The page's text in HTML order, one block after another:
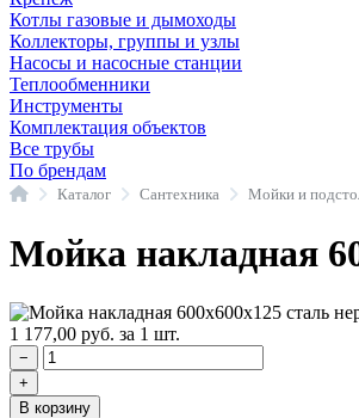
Котлы газовые и дымоходы
Коллекторы, группы и узлы
Насосы и насосные станции
Теплообменники
Инструменты
Комплектация объектов
Все трубы
По брендам
ГлавнаяКаталог Сантехника
Мойка накладная
1 177,00 руб. за 1 шт.
−
+
В корзину